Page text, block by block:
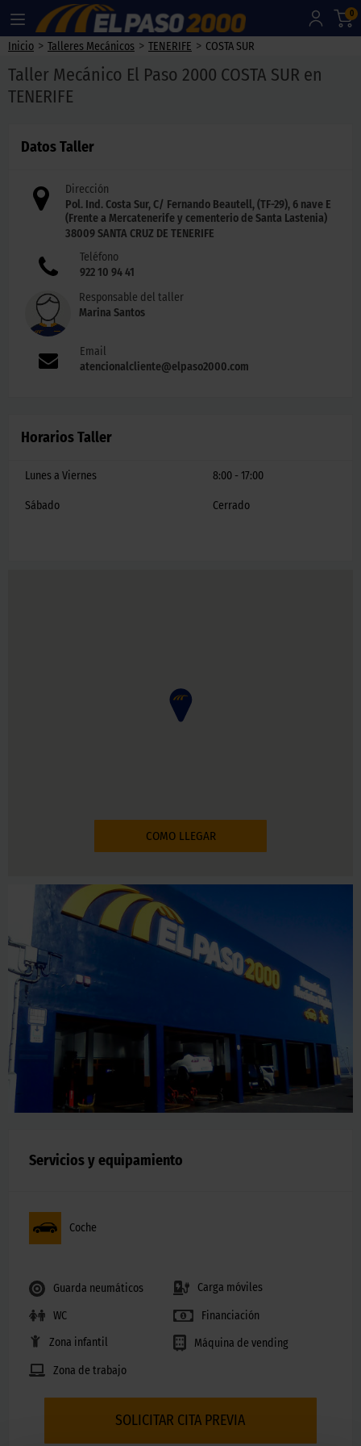
0
Inicio > Talleres Mecánicos > TENERIFE > COSTA SUR
Taller Mecánico El Paso 2000 COSTA SUR en
TENERIFE
Datos Taller
Dirección
Pol. Ind. Costa Sur, C/ Fernando Beautell, (TF-29), 6 nave E
(Frente a Mercatenerife y cementerio de Santa Lastenia)
38009SANTA CRUZ DE TENERIFE
Teléfono
922 10 94 41
Responsable del taller
Marina Santos
Email
atencionalcliente@elpaso2000.com
Horarios Taller
Lunes a Viernes 8:00 - 17:00
Sábado Cerrado
COMO LLEGAR
Servicios y equipamiento
Coche
Guarda neumáticos Carga móviles
WC
Financiación
Zona infantil
Máquina de vending
Zona de trabajo
SOLICITAR CITA PREVIA